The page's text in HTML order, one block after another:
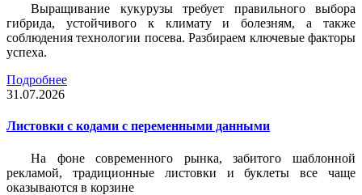
Выращивание кукурузы требует правильного выбора
гибрида, устойчивого к климату и болезням, а также
соблюдения технологии посева. Разбираем ключевые факторы
успеха.
Подробнее
31.07.2026
Листовки c кодами с переменными данными
На фоне современного рынка, забитого шаблонной
рекламой, традиционные листовки и буклеты все чаще
оказываются в корзине